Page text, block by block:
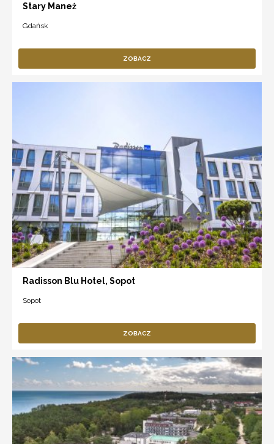
Stary Maneż
Gdańsk
ZOBACZ
Radisson Blu Hotel, Sopot
Sopot
ZOBACZ